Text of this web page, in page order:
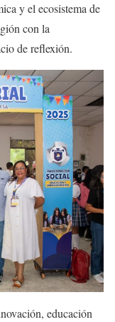
y el ecosistema de
con la
de reflexión.
educación